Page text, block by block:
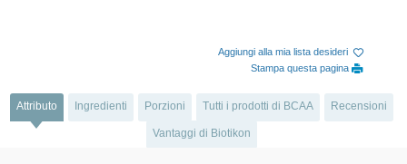
Aggiungi alla mia lista desideri
Stampa questa pagina
Attributo Ingredienti Porzioni Tutti i prodotti di BCAA Recensioni
Vantaggi di Biotikon